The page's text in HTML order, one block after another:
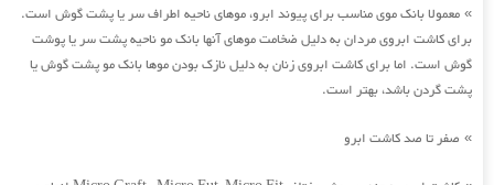
» معمولا بانک موی مناسب برای پیوند ابرو، موهای ناحیه اطراف سر یا پشت گوش است.
برای کاشت ابروی مردان به دلیل ضخامت موهای آنها بانک مو ناحیه پشت سر یا پوشت
گوش است. اما برای کاشت ابروی زنان به دلیل نازک بودن موها بانک مو پشت گوش یا
پشت گردن باشد، بهتر است.
» صفر تا صد کاشت ابرو